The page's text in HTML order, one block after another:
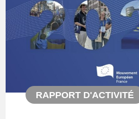
RAPPORT D'ACTIVITÉ